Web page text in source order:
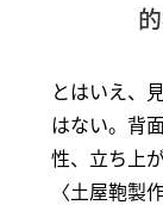
とはいえ、
はない。背
性、立ち上
〈土屋鞄製